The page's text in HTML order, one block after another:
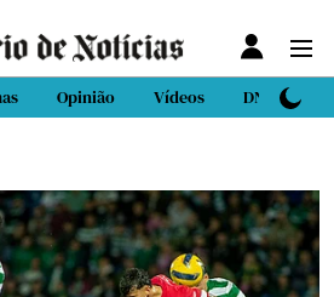
Opinião Vídeos DN Sport